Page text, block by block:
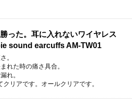
った。耳に入れないワイヤレス
sound earcuffs AM-TW01
。
れた時の痛さ具合。
れ。
クリアです。オールクリアです。